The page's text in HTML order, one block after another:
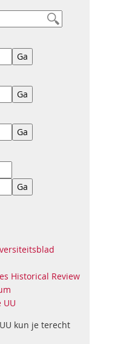
Historical Review
UU
kun je terecht